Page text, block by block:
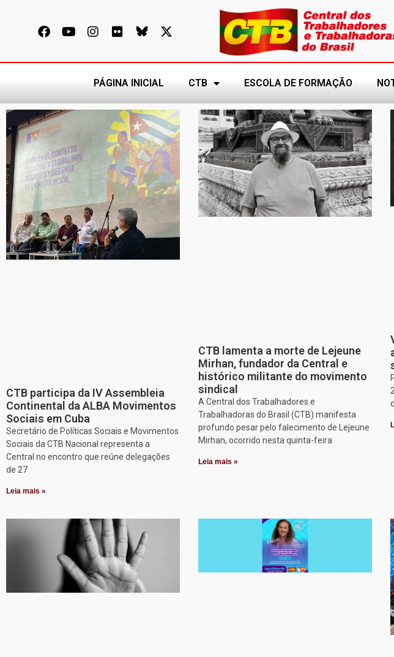
PÁGINA INICIAL CTB ESCOLA DE FORMAÇÃO
CTB participa da IV Assembleia
Continental da ALBA Movimentos
Sociais em Cuba
Secretário de Políticas Sociais e Movimentos
Sociais da CTB Nacional representa a
Central no encontro que reúne delegações
de 27
Leia mais »
CTB lamenta a morte de Lejeune
Mirhan, fundador da Central e
histórico militante do movimento
sindical
A Central dos Trabalhadores e
Trabalhadoras do Brasil (CTB) manifesta
profundo pesar pelo falecimento de Lejeune
Mirhan, ocorrido nesta quinta-feira
Leia mais »